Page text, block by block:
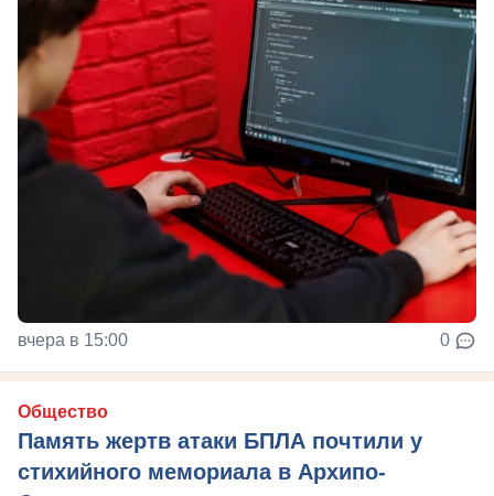
вчера в 15:00 0
Общество
Память жертв атаки БПЛА почтили у
стихийного мемориала в Архипо-